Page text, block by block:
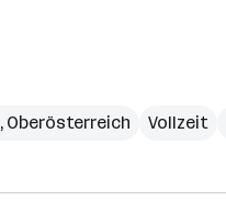
, Oberösterreich Vollzeit